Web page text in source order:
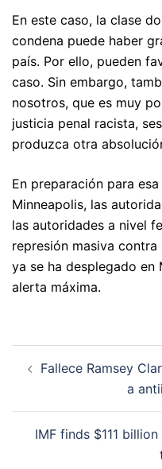
En este caso, la clase
condena puede haber
país. Por ello, pueden
caso. Sin embargo,
nosotros, que es muy
justicia penal racista,
produzca otra
En preparación para
Minneapolis, las
las autoridades a nivel
represión masiva
ya se ha desplegado en
alerta máxima.
navigation
Fallece Ramsey
a
IMF finds $111